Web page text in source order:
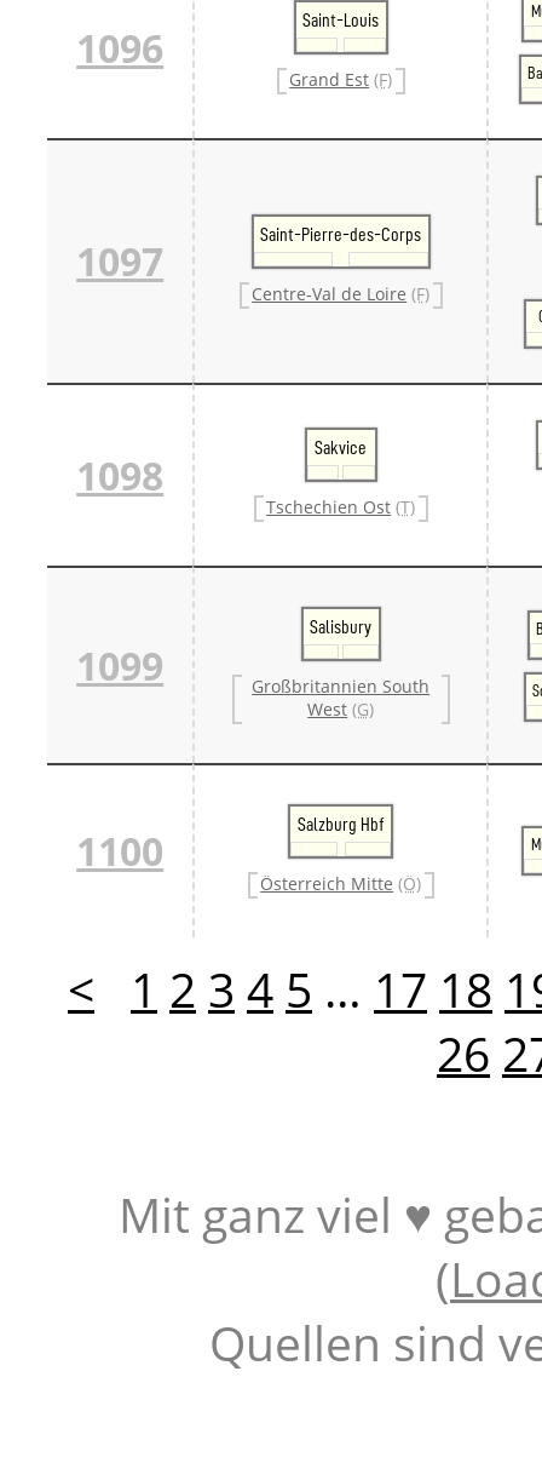
1096
Saint-Louis
Grand Est (F)
1097
Saint-Pierre-des-Corps
Centre-Val de Loire (F)
1098
Sakvice
Tschechien Ost (T)
1099
Salisbury
Großbritannien South
West (G)
1100
Salzburg Hbf
Österreich Mitte (Ö)
< 1 2 3 4 5 … 17 18
26
Mit ganz viel ♥
(
Quellen sind